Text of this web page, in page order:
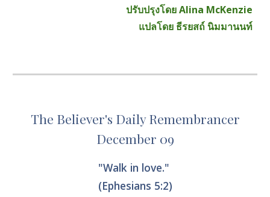
ปรับปรุงโดย Alina McKenzie
แปลโดย ธีรยสถ์ นิมมานนท์
The Believer's Daily Remembrancer
December 09
"Walk in love."
(Ephesians 5:2)